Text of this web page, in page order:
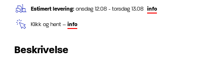
Estimert levering: onsdag 12.08 - torsdag 13.08 info
Klikk og hent – info
Beskrivelse